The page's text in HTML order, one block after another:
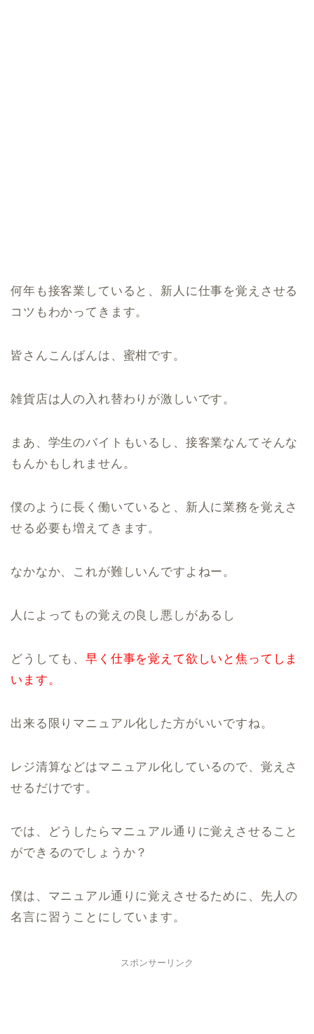
何年も接客業していると、新人に仕事を覚えさせる
コツもわかってきます。
皆さんこんばんは、蜜柑です。
雑貨店は人の入れ替わりが激しいです。
まあ、学生のバイトもいるし、接客業なんてそんな
もんかもしれません。
僕のように長く働いていると、新人に業務を覚えさ
せる必要も増えてきます。
なかなか、これが難しいんですよねー。
人によってもの覚えの良し悪しがあるし
どうしても、早く仕事を覚えて欲しいと焦ってしま
います。
出来る限りマニュアル化した方がいいですね。
レジ清算などはマニュアル化しているので、覚えさ
せるだけです。
では、どうしたらマニュアル通りに覚えさせること
ができるのでしょうか？
僕は、マニュアル通りに覚えさせるために、先人の
名言に習うことにしています。
スポンサーリンク